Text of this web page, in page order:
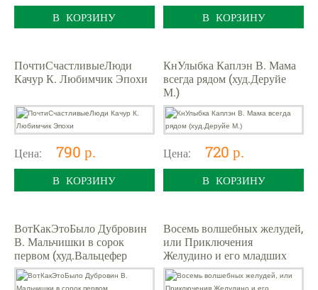
В КОРЗИНУ В КОРЗИНУ
ПочтиСчастливыеЛюди
Качур К. Любимчик Эпохи
Цена: 790 р.
В КОРЗИНУ
КнУлыбка Каплэн В. Мама
всегда рядом (худ.Деруйе
М.)
Цена: 720 р.
В КОРЗИНУ
ВотКакЭтоБыло Дубровин
В. Мальчишки в сорок
первом (худ.Вальцефер
В.А.)
Восемь волшебных желудей,
или Приключения
Желудино и его младших
братьев : повесть-сказка /
Ю. А. Дь